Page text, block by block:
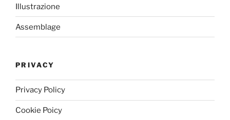
Illustrazione
Assemblage
PRIVACY
Privacy Policy
Cookie Poicy